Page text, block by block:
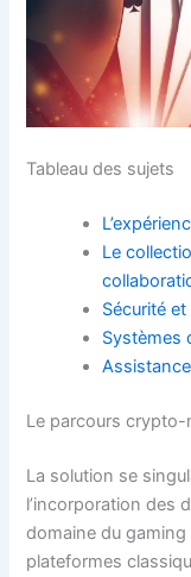
Tableau des sujets
Le
Sécurité
Systèmes
Le parcours crypto-
La solution se
l’incorporation des
domaine du
plateformes